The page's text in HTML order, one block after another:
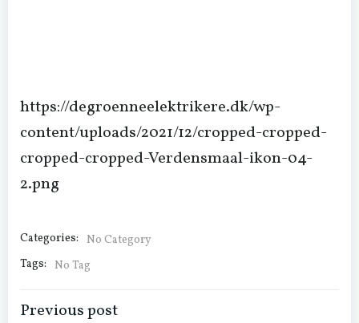
https://degroenneelektrikere.dk/wp-
content/uploads/2021/12/cropped-cropped-
cropped-cropped-Verdensmaal-ikon-04-
2.png
Categories: No Category
Tags: No Tag
Previous post